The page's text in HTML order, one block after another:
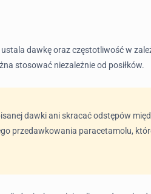
dawkę oraz częstotliwość w
stosować niezależnie od posiłków.
dawki ani skracać odstępów
przedawkowania paracetamolu,